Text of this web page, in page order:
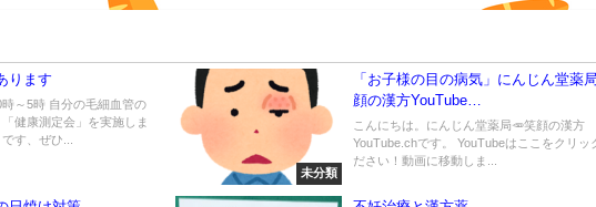
ります
～5時 自分の毛細血管の
健康測定会」を実施しま
す、ぜひ...
未分類
「お子様の目の病気」にんじん堂薬
顔の漢方YouTube…
こんにちは。にんじん堂薬局🥕笑顔の漢方
YouTube.chです。 YouTubeはここをクリッ
ださい！動画に移動しま...